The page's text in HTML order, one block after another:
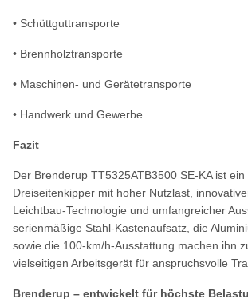
• Schüttguttransporte
• Brennholztransporte
• Maschinen- und Gerätetransporte
• Handwerk und Gewerbe
Fazit
Der Brenderup TT5325ATB3500 SE-KA ist
Dreiseitenkipper mit hoher Nutzlast,
Leichtbau-Technologie und umfangreicher
serienmäßige Stahl-Kastenaufsatz, die
sowie die 100-km/h-Ausstattung machen ihn
vielseitigen Arbeitsgerät für anspruchsvolle
Brenderup – entwickelt für höchste